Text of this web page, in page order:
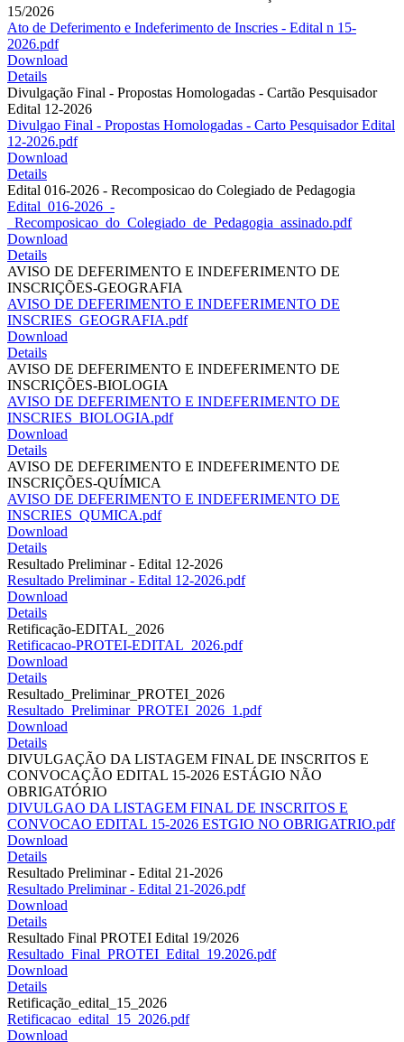
15/2026
Ato de Deferimento e Indeferimento de Inscries - Edital n 15-
2026.pdf
Download
Details
Divulgação Final - Propostas Homologadas - Cartão Pesquisador
Edital 12-2026
Divulgao Final - Propostas Homologadas - Carto Pesquisador Edital
12-2026.pdf
Download
Details
Edital 016-2026 - Recomposicao do Colegiado de Pedagogia
Edital_016-2026_-
_Recomposicao_do_Colegiado_de_Pedagogia_assinado.pdf
Download
Details
AVISO DE DEFERIMENTO E INDEFERIMENTO DE
INSCRIÇÕES-GEOGRAFIA
AVISO DE DEFERIMENTO E INDEFERIMENTO DE
INSCRIES_GEOGRAFIA.pdf
Download
Details
AVISO DE DEFERIMENTO E INDEFERIMENTO DE
INSCRIÇÕES-BIOLOGIA
AVISO DE DEFERIMENTO E INDEFERIMENTO DE
INSCRIES_BIOLOGIA.pdf
Download
Details
AVISO DE DEFERIMENTO E INDEFERIMENTO DE
INSCRIÇÕES-QUÍMICA
AVISO DE DEFERIMENTO E INDEFERIMENTO DE
INSCRIES_QUMICA.pdf
Download
Details
Resultado Preliminar - Edital 12-2026
Resultado Preliminar - Edital 12-2026.pdf
Download
Details
Retificação-EDITAL_2026
Retificacao-PROTEI-EDITAL_2026.pdf
Download
Details
Resultado_Preliminar_PROTEI_2026
Resultado_Preliminar_PROTEI_2026_1.pdf
Download
Details
DIVULGAÇÃO DA LISTAGEM FINAL DE INSCRITOS E
CONVOCAÇÃO EDITAL 15-2026 ESTÁGIO NÃO
OBRIGATÓRIO
DIVULGAO DA LISTAGEM FINAL DE INSCRITOS E
CONVOCAO EDITAL 15-2026 ESTGIO NO OBRIGATRIO.pdf
Download
Details
Resultado Preliminar - Edital 21-2026
Resultado Preliminar - Edital 21-2026.pdf
Download
Details
Resultado Final PROTEI Edital 19/2026
Resultado_Final_PROTEI_Edital_19.2026.pdf
Download
Details
Retificação_edital_15_2026
Retificacao_edital_15_2026.pdf
Download